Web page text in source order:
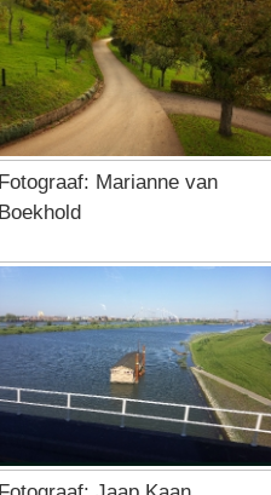
Fotograaf: Marianne van
Boekhold